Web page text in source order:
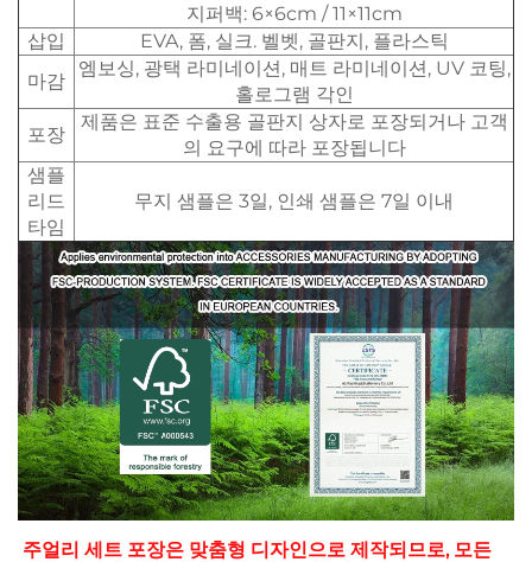
지퍼백: 6×6cm / 11×11cm
삽입
EVA, 폼, 실크. 벨벳, 골판지, 플라스틱
마감
엠보싱, 광택 라미네이션, 매트 라미네이션, UV 코팅,
홀로그램 각인
포장
제품은 표준 수출용 골판지 상자로 포장되거나 고객
의 요구에 따라 포장됩니다
샘플
리드
타임
무지 샘플은 3일, 인쇄 샘플은 7일 이내
주얼리 세트 포장은 맞춤형 디자인으로 제작되므로, 모든